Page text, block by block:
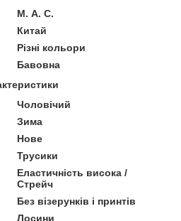
М. А. С.
Китай
Різні кольори
Бавовна
Чоловічий
Зима
Нове
Трусики
Еластичність висока /
Стрейч
Без візерунків і принтів
Лосини